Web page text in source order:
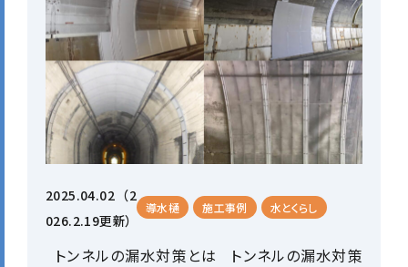
2025.04.02 （2
026.2.19更新）
導水樋 施工事例 水とくらし
トンネルの漏水対策とは トンネルの漏水対策